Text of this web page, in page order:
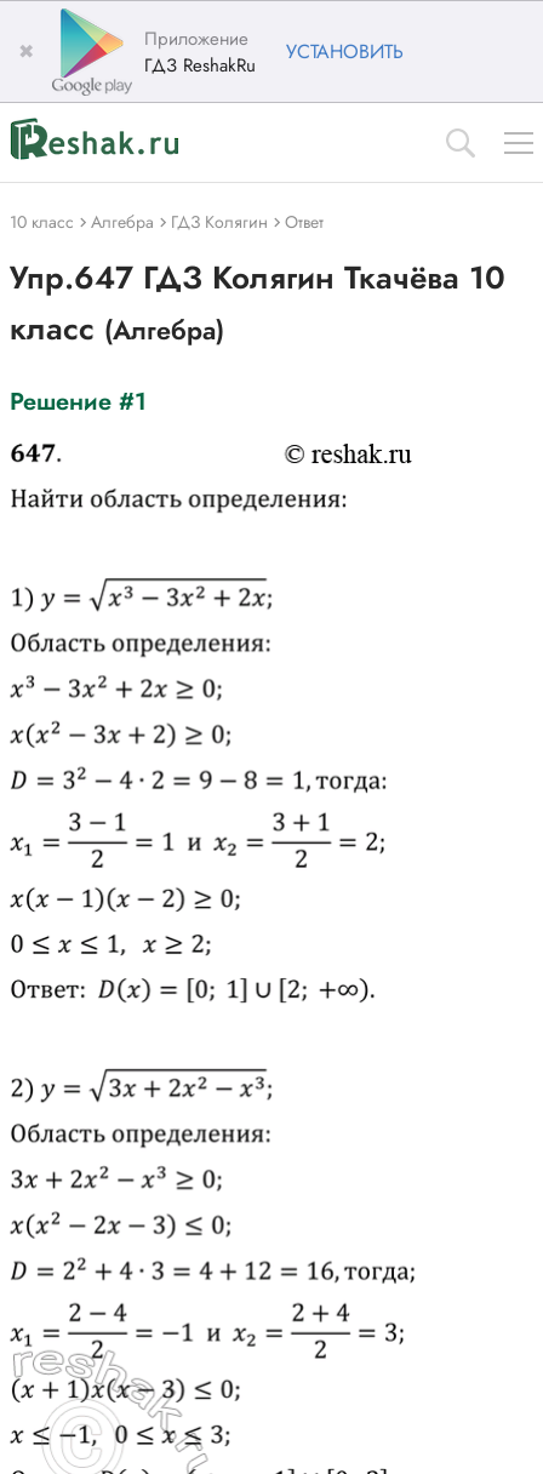
✖
Приложение
ГДЗ ReshakRu
УСТАНОВИТЬ
10 класс Алгебра ГДЗ Колягин Ответ
Упр.647 ГДЗ Колягин Ткачёва 10
класс (Алгебра)
Решение #1